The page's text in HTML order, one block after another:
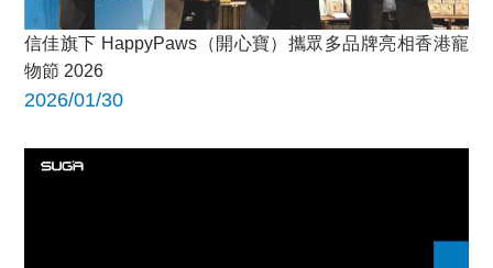
信佳旗下 HappyPaws（開心寶）攜眾多品牌亮相香港寵
物節 2026
2026/01/30